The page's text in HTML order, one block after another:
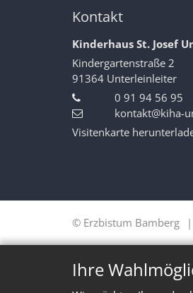
Ihre
Kontakt
Kinderhaus St. Josef
Kindergartenstraße 2
91364 Unterleinleiter
0 91 94 56 95
kontakt@kiha-
Visitenkarte
© Erzbistum Bamberg